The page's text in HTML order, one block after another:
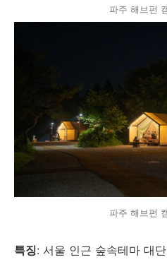
파주 해브펀
파주 해브펀
특징: 서울 인근 숲속테마 대